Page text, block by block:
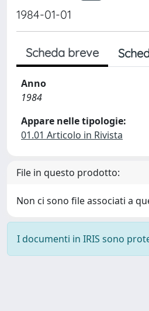
1984-01-01
Scheda breve
Anno
1984
Appare nelle tipologie:
01.01 Articolo in Rivista
File in questo prodotto:
Non ci sono file associati a
I documenti in IRIS sono